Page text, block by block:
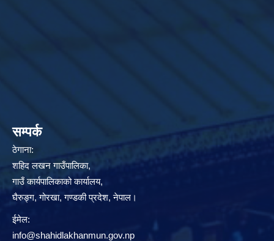
सम्पर्क
ठेगाना:
शहिद लखन गाउँपालिका,
गाउँ कार्यपालिकाको कार्यालय,
घैरुङ्ग, गोरखा, गण्डकी प्रदेश, नेपाल।
ईमेल:
info@shahidlakhanmun.gov.np